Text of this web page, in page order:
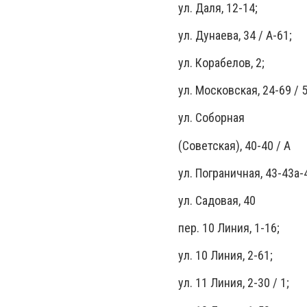
ул. Даля, 12-14;
ул. Дунаева, 34 / А-61;
ул. Корабелов, 2;
ул. Московская, 24-69 /
ул. Соборная
(Советская), 40-40 / А
ул. Пограничная, 43-43а-
ул. Садовая, 40
пер. 10 Линия, 1-16;
ул. 10 Линия, 2-61;
ул. 11 Линия, 2-30 / 1;